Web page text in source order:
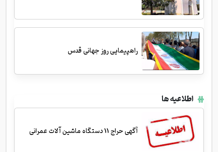
راهپیمایی روز جهانی قدس
اطلاعیه ها
آگهی حراج 11 دستگاه ماشین آلات عمرانی